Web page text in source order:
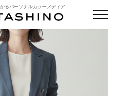
るパーソナルカラーメディア